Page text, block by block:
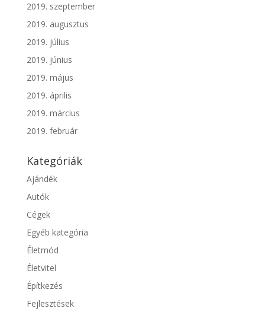
2019. szeptember
2019. augusztus
2019. július
2019. június
2019. május
2019. április
2019. március
2019. február
Kategóriák
Ajándék
Autók
Cégek
Egyéb kategória
Életmód
Életvitel
Építkezés
Fejlesztések